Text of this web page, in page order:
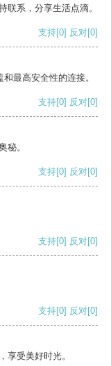
联系，分享生活点滴。
支持[0] 反对[0]
最高安全性的连接。
支持[0] 反对[0]
秘。
支持[0] 反对[0]
支持[0] 反对[0]
支持[0] 反对[0]
享受美好时光。